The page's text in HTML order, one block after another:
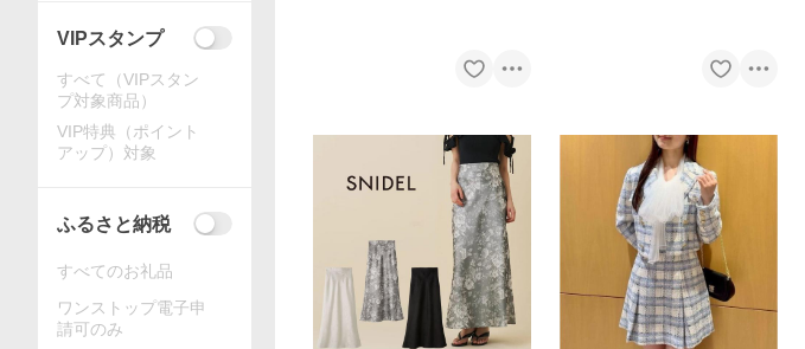
VIPスタンプ
すべて（VIPスタン
プ対象商品）
VIP特典（ポイント
アップ）対象
ふるさと納税
すべてのお礼品
ワンストップ電子申
請可のみ